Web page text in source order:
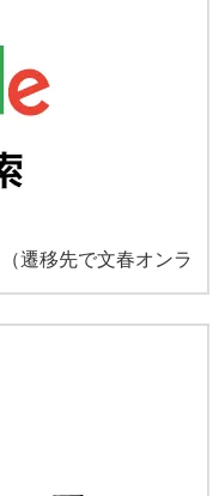
（遷移先で文春オンラ